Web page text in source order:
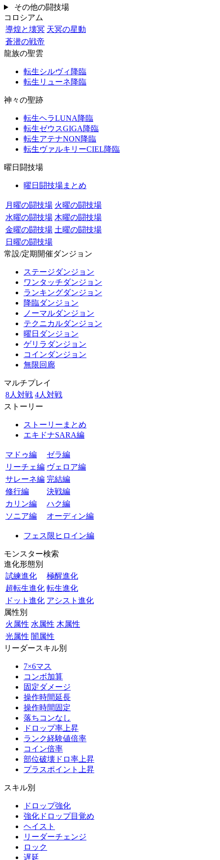
その他の闘技場
コロシアム
導煌と壊冥 天冥の星動
蒼潜の戦帝
龍族の聖雲
転生シルヴィ降臨
転生リューネ降臨
神々の聖跡
転生ヘラLUNA降臨
転生ゼウスGIGA降臨
転生アテナNON降臨
転生ヴァルキリーCIEL降臨
曜日闘技場
曜日闘技場まとめ
月曜の闘技場 火曜の闘技場
水曜の闘技場 木曜の闘技場
金曜の闘技場 土曜の闘技場
日曜の闘技場
常設/定期開催ダンジョン
ステージダンジョン
ワンタッチダンジョン
ランキングダンジョン
降臨ダンジョン
ノーマルダンジョン
テクニカルダンジョン
曜日ダンジョン
ゲリラダンジョン
コインダンジョン
無限回廊
マルチプレイ
8人対戦 4人対戦
ストーリー
ストーリーまとめ
エキドナSARA編
マドゥ編
ゼラ編
リーチェ編 ヴェロア編
サレーネ編 完結編
修行編
決戦編
カリン編
ハク編
ソニア編
オーディン編
フェス限ヒロイン編
モンスター検索
進化形態別
試練進化
極醒進化
超転生進化 転生進化
ドット進化 アシスト進化
属性別
火属性 水属性 木属性
光属性 闇属性
リーダースキル別
7×6マス
コンボ加算
固定ダメージ
操作時間延長
操作時間固定
落ちコンなし
ドロップ率上昇
ランク経験値倍率
コイン倍率
部位破壊ドロ率上昇
プラスポイント上昇
スキル別
ドロップ強化
強化ドロップ目覚め
ヘイスト
リーダーチェンジ
ロック
遅延